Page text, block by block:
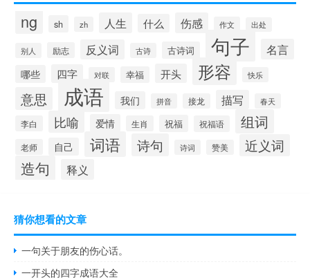
ng sh zh 人生 什么 伤感 作文 出处
别人 励志 反义词 古诗 古诗词 句子 名言
哪些 四字 对联 幸福 开头 形容 快乐
意思 成语 我们 拼音 接龙 描写 春天
李白 比喻 爱情 生肖 祝福 祝福语 组词
老师 自己 词语 诗句 诗词 赞美 近义词
造句 释义
猜你想看的文章
一句关于朋友的伤心话。
一开头的四字成语大全